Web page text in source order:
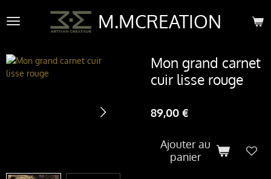
au
M.MCREATION
Mon grand carnet
cuir lisse rouge
89,00 €
Ajouter au
panier